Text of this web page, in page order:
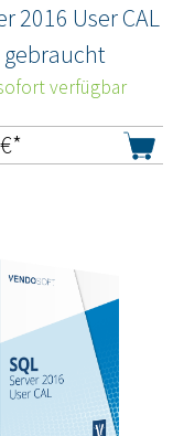
2016 User CAL
gebraucht
verfügbar
€*